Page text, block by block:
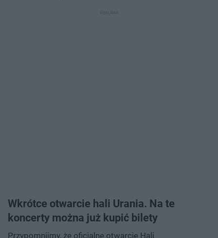
Wkrótce otwarcie hali Urania. Na te
koncerty można już kupić bilety
Przypomnijmy, że oficjalne otwarcie Hali